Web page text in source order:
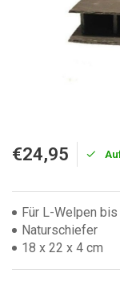
€24,95
Für L-Welpen
Naturschiefer
18 x 22 x 4 cm